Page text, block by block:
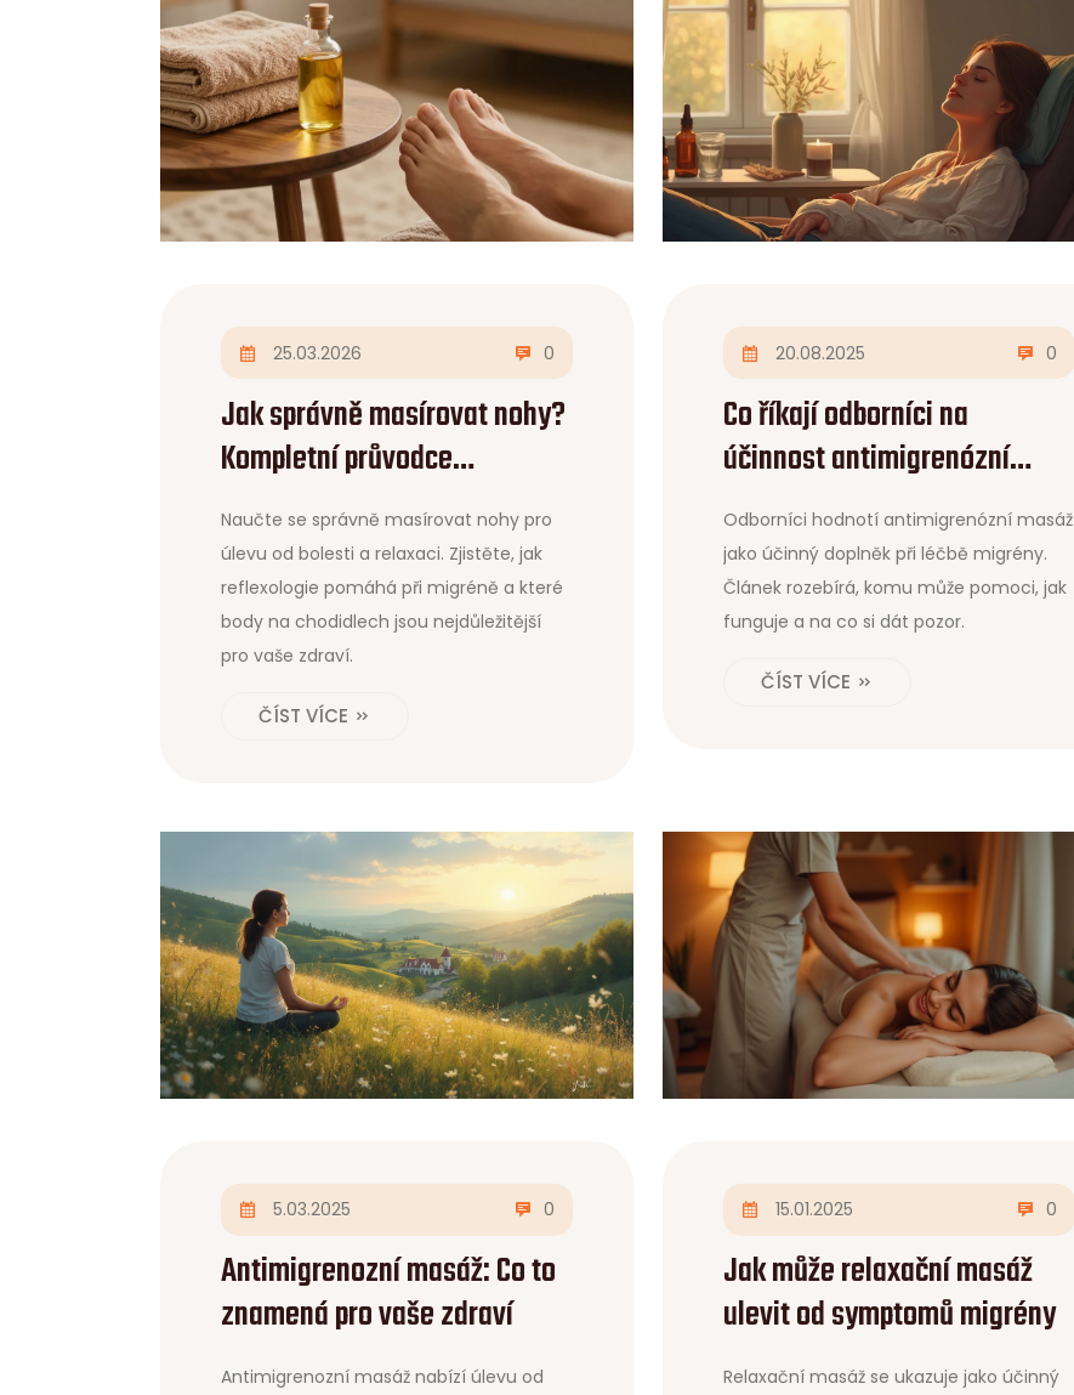
25.03.2026 0
Jak správně masírovat nohy?
Kompletní průvodce
technikou a úlevou od bolesti
Naučte se správně masírovat nohy pro
úlevu od bolesti a relaxaci. Zjistěte, jak
reflexologie pomáhá při migréně a které
body na chodidlech jsou nejdůležitější
pro vaše zdraví.
ČÍST VÍCE
20.08.2025 0
Co říkají odborníci na
účinnost antimigrenózní
masáže v roce 2025
Odborníci hodnotí antimigrenózní masáž
jako účinný doplněk při léčbě migrény.
Článek rozebírá, komu může pomoci, jak
funguje a na co si dát pozor.
ČÍST VÍCE
5.03.2025 0
Antimigrenozní masáž: Co to
znamená pro vaše zdraví
Antimigrenozní masáž nabízí úlevu od
15.01.2025 0
Jak může relaxační masáž
ulevit od symptomů migrény
Relaxační masáž se ukazuje jako účinný